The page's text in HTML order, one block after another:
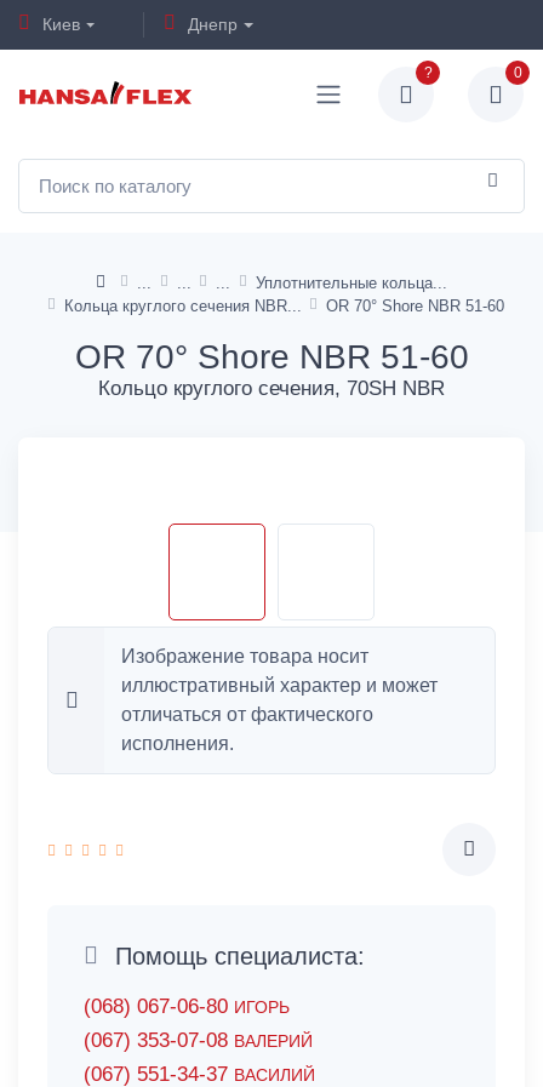
Киев Днепр
? 0
Уплотнительные кольца
Кольца круглого сечения NBR
OR 70° Shore NBR 51-60
OR 70° Shore NBR 51-60
Кольцо круглого сечения, 70SH NBR
Изображение товара носит
иллюстративный характер и может
отличаться от фактического
исполнения.
Помощь специалиста:
(068) 067-06-80 ИГОРЬ
(067) 353-07-08 ВАЛЕРИЙ
(067) 551-34-37 ВАСИЛИЙ